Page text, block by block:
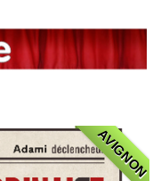
AVIGNON